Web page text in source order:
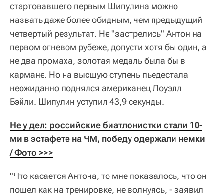
стартовавшего первым Шипулина можно
назвать даже более обидным, чем предыдущий
четвертый результат. Не "застрелись" Антон на
первом огневом рубеже, допусти хотя бы один, а
не два промаха, золотая медаль была бы в
кармане. Но на высшую ступень пьедестала
неожиданно поднялся американец Лоуэлл
Бэйли. Шипулин уступил 43,9 секунды.
Не у дел: российские биатлонистки стали 10-
ми в эстафете на ЧМ, победу одержали немки
/ Фото >>>
"Что касается Антона, то мне показалось, что он
пошел как на тренировке, не волнуясь, - заявил